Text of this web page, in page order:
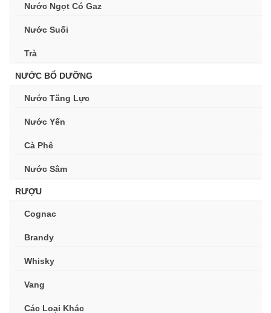
Nước Ngọt Có Gaz
Nước Suối
Trà
NƯỚC BỔ DƯỠNG
Nước Tăng Lực
Nước Yến
Cà Phê
Nước Sâm
RƯỢU
Cognac
Brandy
Whisky
Vang
Các Loại Khác